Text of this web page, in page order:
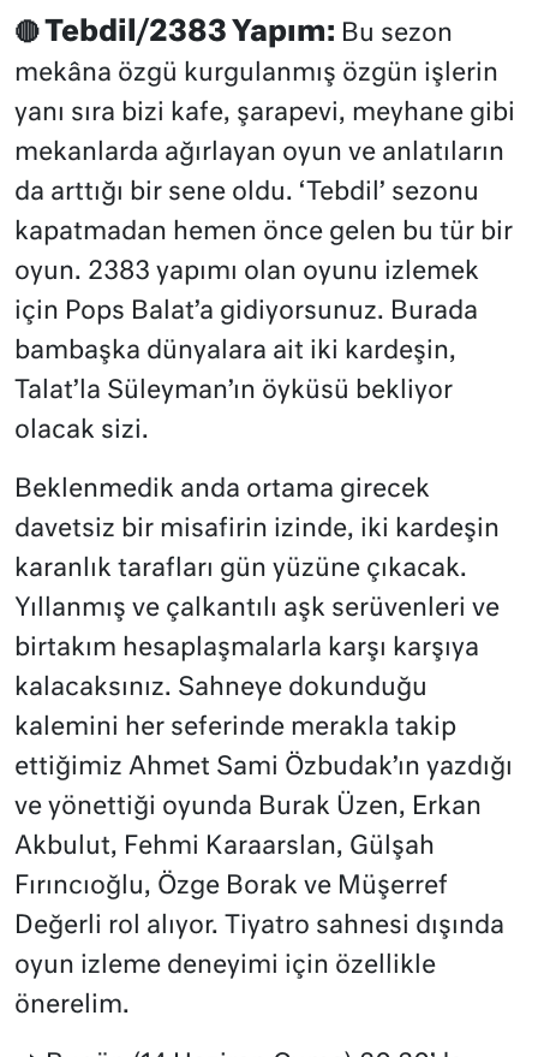
🔴Tebdil/2383 Yapım: Bu sezon
mekâna özgü kurgulanmış özgün işlerin
yanı sıra bizi kafe, şarapevi, meyhane gibi
mekanlarda ağırlayan oyun ve anlatıların
da arttığı bir sene oldu. ‘Tebdil’ sezonu
kapatmadan hemen önce gelen bu tür bir
oyun. 2383 yapımı olan oyunu izlemek
için Pops Balat’a gidiyorsunuz. Burada
bambaşka dünyalara ait iki kardeşin,
Talat’la Süleyman’ın öyküsü bekliyor
olacak sizi.
Beklenmedik anda ortama girecek
davetsiz bir misafirin izinde, iki kardeşin
karanlık tarafları gün yüzüne çıkacak.
Yıllanmış ve çalkantılı aşk serüvenleri ve
birtakım hesaplaşmalarla karşı karşıya
kalacaksınız. Sahneye dokunduğu
kalemini her seferinde merakla takip
ettiğimiz Ahmet Sami Özbudak’ın yazdığı
ve yönettiği oyunda Burak Üzen, Erkan
Akbulut, Fehmi Karaarslan, Gülşah
Fırıncıoğlu, Özge Borak ve Müşerref
Değerli rol alıyor. Tiyatro sahnesi dışında
oyun izleme deneyimi için özellikle
önerelim.